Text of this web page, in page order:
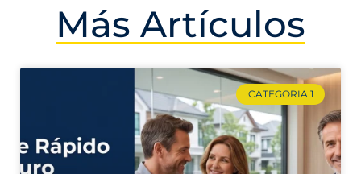
Más Artículos
CATEGORIA 1